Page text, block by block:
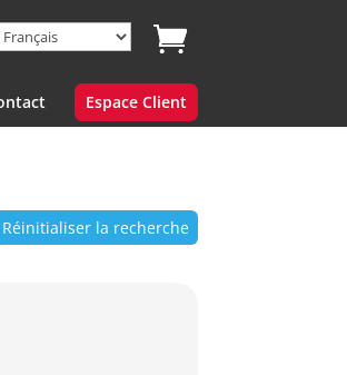
Espace Client
Réinitialiser la recherche